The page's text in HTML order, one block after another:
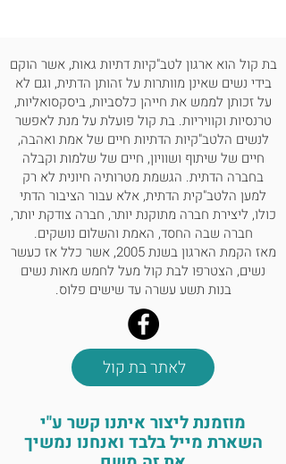
בת קול הוא ארגון לטב"קיות דתיות גאות, אשר הוקם
בידי נשים שאינן מוותרות על זהותן הדתית, וגם לא
על זכותן לממש את חייהן כלסביות, ביסקסואליות,
טרנסיות וקוויריות. בת קול פועלת על מנת לאפשר
לנשים הלטב"קיות הדתיות חיים של אמת ואהבה,
חיים של שיתוף ושוויון, חיים של שלמות וקבלה
בחברה הדתית. הגשמת מטרותיה חיונית לא רק
למען הלטב"קית הדתית, אלא עבור הציבור הדתי
כולו, ליצירת חברה מתוקנת יותר, חברה צודקת יותר,
חברה שבה החסד, האמת והשלום נושקים.
מאז הקמת הארגון בשנת 2005, אשר כלל אז כעשר
נשים, הצטרפו לבת קול מעל לחמש מאות נשים
בנות תשע עשרה עד שישים פלוס.
לאתר בת קול
מוזמנת ליצור איתנו קשר ע"י
השארת מייל בלבד ואנחנו נמשיך